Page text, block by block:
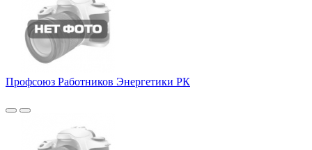
Профсоюз Работников Энергетики РК